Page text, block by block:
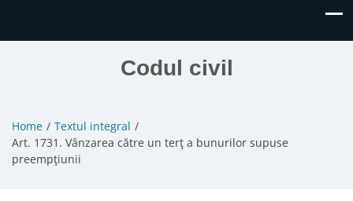
Codul civil
Home
Textul integral
Art. 1731. Vânzarea către un terţ a bunurilor supuse
preempţiunii